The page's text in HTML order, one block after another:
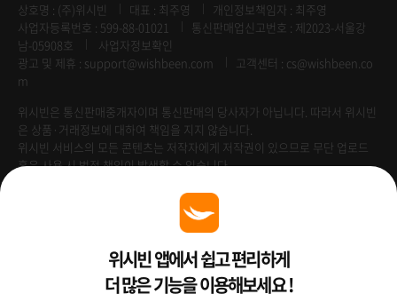
상호명 : (주)위시빈 대표 : 최주영
개인정보책임자 : 최주영
사업자등록번호 : 599-88-01021
통신판매업신고번호 : 제2023-서울강
남-05908호
사업자정보확인
광고 및 제휴 : support@wishbeen.com
고객센터 : cs@wishbeen.co
m
위시빈은 통신판매중개자이며 통신판매의 당사자가 아닙니다. 따라서 위시빈
은 상품·거래정보에 대하여 책임을 지지 않습니다.
위시빈 서비스의 모든 콘텐츠는 저작자에게 저작권이 있으므로 무단 업로드
혹은 사용 시 법적 책임이 발생할 수 있습니다.
Venture Enterprise위시빈 앱에서 쉽고 편리하게
더 많은 기능을 이용해보세요 !